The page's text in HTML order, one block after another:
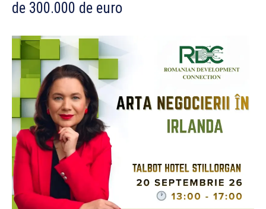
de 300.000 de euro